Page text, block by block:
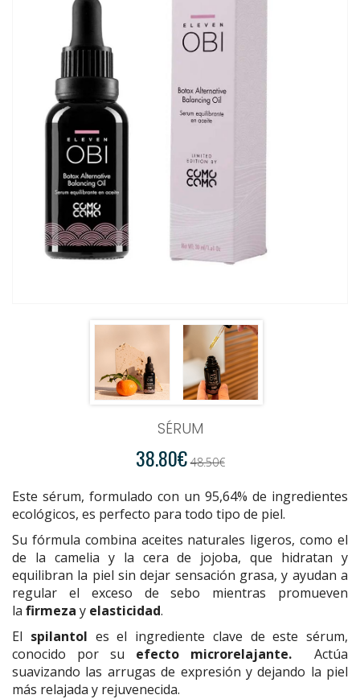
SÉRUM
38.80€ 48.50€
Este sérum, formulado con un 95,64% de ingredientes
ecológicos, es perfecto para todo tipo de piel.
Su fórmula combina aceites naturales ligeros, como el
de la camelia y la cera de jojoba, que hidratan y
equilibran la piel sin dejar sensación grasa, y ayudan a
regular el exceso de sebo mientras promueven
la firmeza y elasticidad.
El spilantol es el ingrediente clave de este sérum,
conocido por su efecto microrelajante. Actúa
suavizando las arrugas de expresión y dejando la piel
más relajada y rejuvenecida.